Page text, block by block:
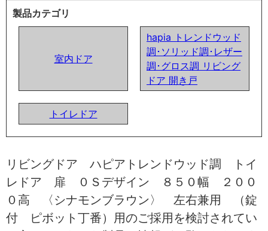
製品カテゴリ
室内ドア
hapia トレンドウッド
調･ソリッド調･レザー
調･グロス調 リビング
ドア 開き戸
トイレドア
リビングドア ハピアトレンドウッド調 トイ
レドア 扉 ０Ｓデザイン ８５０幅 ２００
０高 〈シナモンブラウン〉 左右兼用 （錠
付 ピボット丁番）用のご採用を検討されてい